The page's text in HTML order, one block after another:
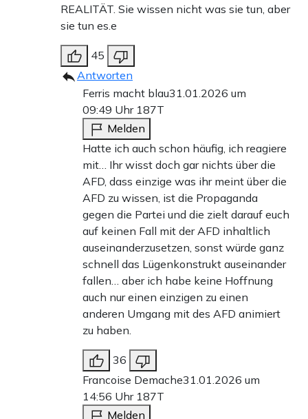
REALITÄT. Sie wissen nicht was sie tun, aber
sie tun es.e
45
Antworten
Ferris macht blau31.01.2026 um
09:49 Uhr 187T
Melden
Hatte ich auch schon häufig, ich reagiere
mit… Ihr wisst doch gar nichts über die
AFD, dass einzige was ihr meint über die
AFD zu wissen, ist die Propaganda
gegen die Partei und die zielt darauf euch
auf keinen Fall mit der AFD inhaltlich
auseinanderzusetzen, sonst würde ganz
schnell das Lügenkonstrukt auseinander
fallen… aber ich habe keine Hoffnung
auch nur einen einzigen zu einen
anderen Umgang mit des AFD animiert
zu haben.
36
Francoise Demache31.01.2026 um
14:56 Uhr 187T
Melden